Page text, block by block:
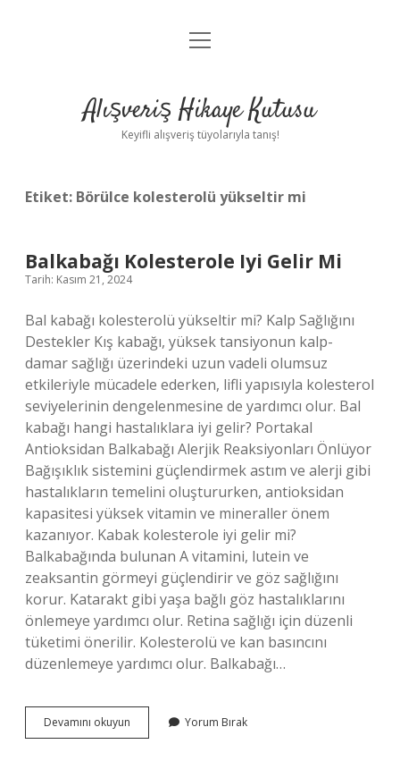
Anasayfa
Yasal Uyarı
menüyü
Alışveriş Hikaye Kutusu
Keyifli alışveriş tüyolarıyla tanış!
Etiket: Börülce kolesterolü yükseltir mi
Balkabağı Kolesterole Iyi Gelir Mi
Tarih: Kasım 21, 2024
Bal kabağı kolesterolü yükseltir mi? Kalp Sağlığını
Destekler Kış kabağı, yüksek tansiyonun kalp-
damar sağlığı üzerindeki uzun vadeli olumsuz
etkileriyle mücadele ederken, lifli yapısıyla kolesterol
seviyelerinin dengelenmesine de yardımcı olur. Bal
kabağı hangi hastalıklara iyi gelir? Portakal
Antioksidan Balkabağı Alerjik Reaksiyonları Önlüyor
Bağışıklık sistemini güçlendirmek astım ve alerji gibi
hastalıkların temelini oluştururken, antioksidan
kapasitesi yüksek vitamin ve mineraller önem
kazanıyor. Kabak kolesterole iyi gelir mi?
Balkabağında bulunan A vitamini, lutein ve
zeaksantin görmeyi güçlendirir ve göz sağlığını
korur. Katarakt gibi yaşa bağlı göz hastalıklarını
önlemeye yardımcı olur. Retina sağlığı için düzenli
tüketimi önerilir. Kolesterolü ve kan basıncını
düzenlemeye yardımcı olur. Balkabağı…
Devamını okuyun Balkabağı
Kolesterole
Yorum Bırak